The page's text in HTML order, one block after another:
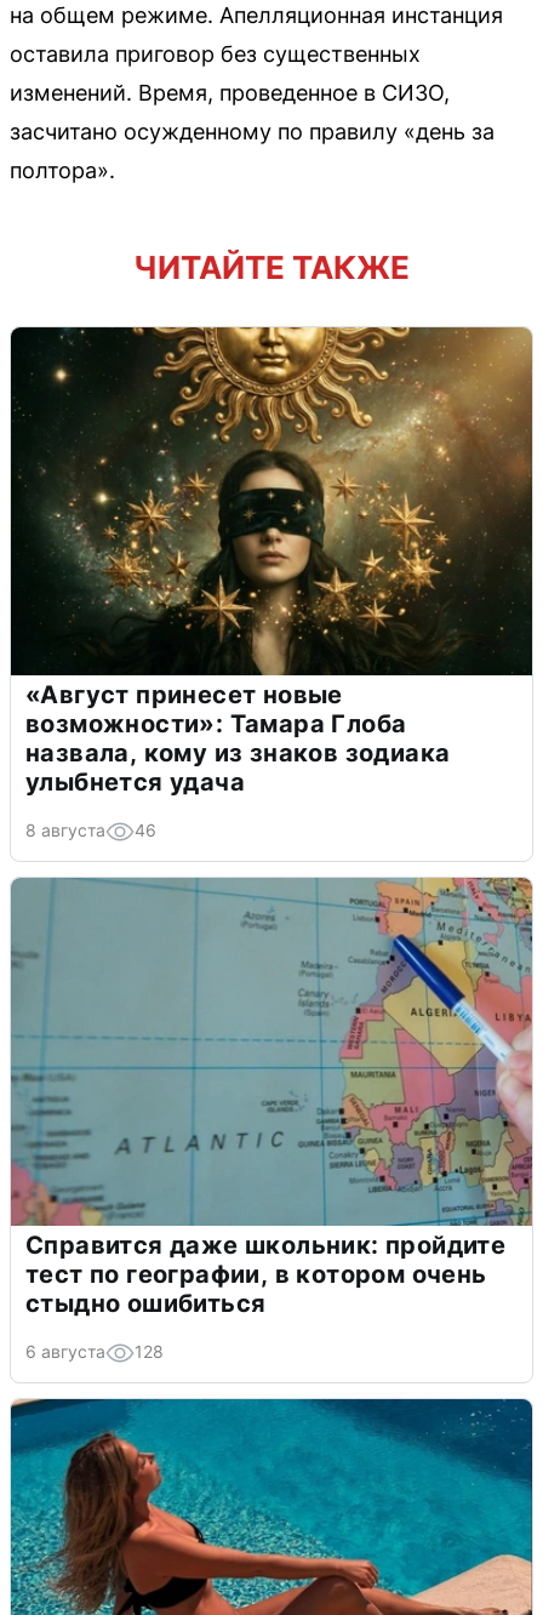
на общем режиме. Апелляционная инстанция
оставила приговор без существенных
изменений. Время, проведенное в СИЗО,
засчитано осужденному по правилу «день за
полтора».
ЧИТАЙТЕ ТАКЖЕ
«Август принесет новые
возможности»: Тамара Глоба
назвала, кому из знаков зодиака
улыбнется удача
8 августа 46
Справится даже школьник: пройдите
тест по географии, в котором очень
стыдно ошибиться
6 августа 128